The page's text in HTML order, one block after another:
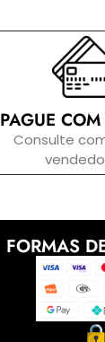
PAGUE
Consulte
FORMAS